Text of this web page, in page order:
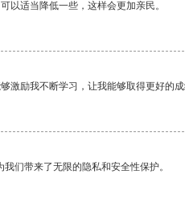
以适当降低一些，这样会更加亲民。
激励我不断学习，让我能够取得更好的
们带来了无限的隐私和安全性保护。